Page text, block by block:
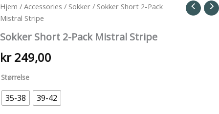
Hjem / Accessories / Sokker / Sokker Short 2-Pack
Mistral Stripe
Sokker Short 2-Pack Mistral Stripe
kr249,00
Størrelse
35-38 39-42